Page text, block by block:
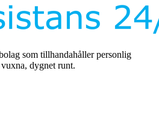
som tillhandahåller personlig
dygnet runt.